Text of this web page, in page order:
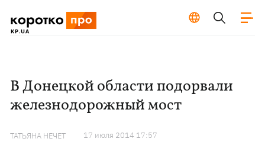
В Донецкой области подорвали
железнодорожный мост
ТАТЬЯНА НЕЧЕТ 17 июля 2014 17:57